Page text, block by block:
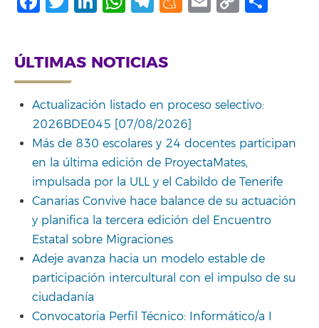
ÚLTIMAS NOTICIAS
Actualización listado en proceso selectivo:
2026BDE045 [07/08/2026]
Más de 830 escolares y 24 docentes participan
en la última edición de ProyectaMates,
impulsada por la ULL y el Cabildo de Tenerife
Canarias Convive hace balance de su actuación
y planifica la tercera edición del Encuentro
Estatal sobre Migraciones
Adeje avanza hacia un modelo estable de
participación intercultural con el impulso de su
ciudadanía
Convocatoria Perfil Técnico: Informático/a I